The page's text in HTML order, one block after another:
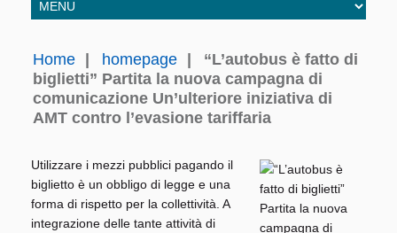
Home homepage
“L’autobus è fatto di
biglietti” Partita la nuova campagna di
comunicazione Un’ulteriore iniziativa di
AMT contro l’evasione tariffaria
Utilizzare i mezzi pubblici pagando il
biglietto è un obbligo di legge e una
forma di rispetto per la collettività. A
integrazione delle tante attività di